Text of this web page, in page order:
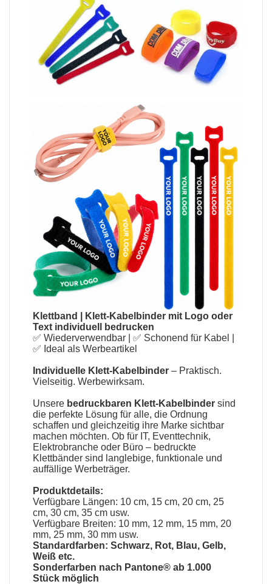
Klettband
Klett-Kabelbinder mit Logo oder
Text individuell bedrucken
✅ Wiederverwendbar | ✅ Schonend für Kabel |
✅ Ideal als Werbeartikel
Individuelle Klett-Kabelbinder – Praktisch.
Vielseitig. Werbewirksam.
Unsere bedruckbaren Klett-Kabelbinder sind
die perfekte Lösung für alle, die Ordnung
schaffen und gleichzeitig ihre Marke sichtbar
machen möchten. Ob für IT, Eventtechnik,
Elektrobranche oder Büro – bedruckte
Klettbänder sind langlebige, funktionale und
auffällige Werbeträger.
Produktdetails:
Verfügbare Längen: 10 cm, 15 cm, 20 cm, 25
cm, 30 cm, 35 cm usw.
Verfügbare Breiten: 10 mm, 12 mm, 15 mm, 20
mm, 25 mm, 30 mm usw.
Standardfarben: Schwarz, Rot, Blau, Gelb,
Weiß etc.
Sonderfarben nach Pantone® ab 1.000
Stück möglich